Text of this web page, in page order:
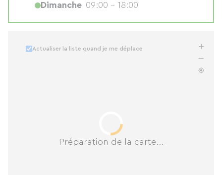
Préparation de la carte...
Actualiser la liste quand je me déplace
Dimanche 09:00 - 18:00